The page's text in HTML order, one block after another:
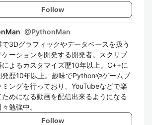
Follow
@PythonMan
で3Dグラフィックやデータベースを扱う
ケーションを開発する開発者。スクリプ
によるカスタマイズ歴10年以上。C++に
発歴10年以上。趣味でPythonやゲームプ
ミングを行っており、YouTubeなどで楽
ためになる動画を配信出来るようになる
勉強中。
Follow